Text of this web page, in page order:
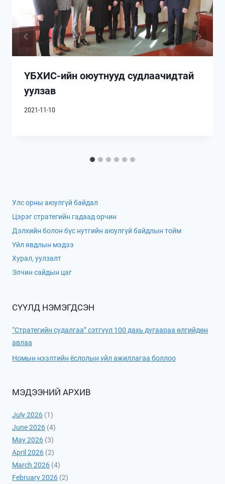
ҮБХИС-ийн оюутнууд судлаачидтай
уулзав
2021-11-10
Улс орны аюулгүй байдал
Цэрэг стратегийн гадаад орчин
Дэлхийн болон бүс нутгийн аюулгүй байдлын тойм
Үйл явдлын мэдээ
Хурал, уулзалт
Элчин сайдын цаг
СҮҮЛД НЭМЭГДСЭН
“Стратегийн судалгаа” сэтгүүл 100 дахь дугаараа өлгийдөн
авлаа
Номын нээлтийн ёслолын үйл ажиллагаа боллоо
МЭДЭЭНИЙ АРХИВ
July 2026 (1)
June 2026 (4)
May 2026 (3)
April 2026 (2)
March 2026 (4)
February 2026 (2)